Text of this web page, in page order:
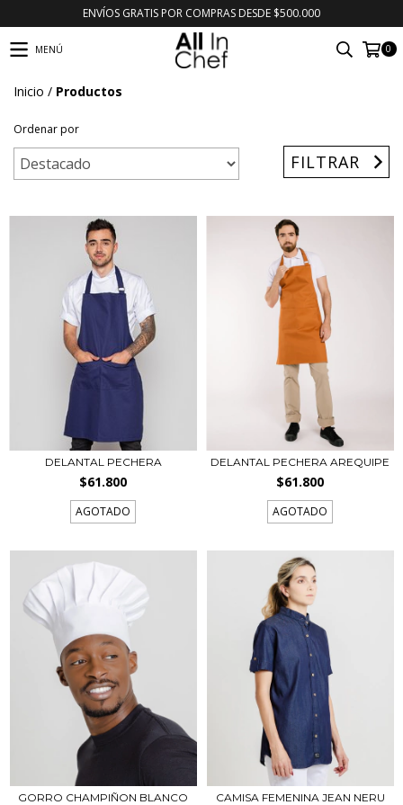
ENVÍOS GRATIS POR COMPRAS DESDE $500.000
MENÚ 0
Inicio / Productos
Ordenar por
FILTRAR
DELANTAL PECHERA
$61.800
AGOTADO
DELANTAL PECHERA AREQUIPE
$61.800
AGOTADO
GORRO CHAMPIÑON BLANCO CAMISA FEMENINA JEAN NERU